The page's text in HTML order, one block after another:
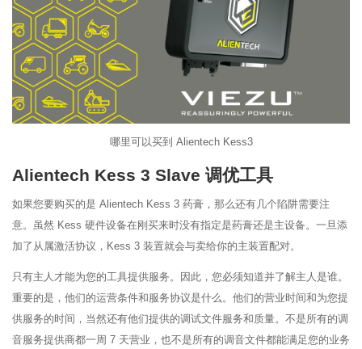
哪里可以买到 Alientech Kess3
Alientech Kess 3 Slave 调优工具
如果您要购买的是 Alientech Kess 3 药膏，那么还有几个陷阱需要注
意。虽然 Kess 硬件设备在刚买来时没有指定是药膏还是主设备。一旦添
加了从属激活协议，Kess 3 装置就会与卖给你的主装置配对。
只有主人才能为您的工具提供服务。因此，您必须知道并了解主人是谁。
重要的是，他们的运营条件和服务协议是什么。他们的营业时间和为您提
供服务的时间，当然还有他们提供的调试文件服务和质量。不是所有的调
音服务提供商都一周 7 天营业，也不是所有的调音文件都能满足您的业务